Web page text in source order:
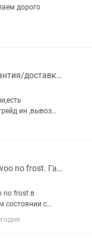
дорого
Холодильник/гарантия/доставка/рассрочка/подберу
ин ,вывоз
,предложу.
Все
запаха ,все
Холодильник Daewoo no frost. Гарантия. Доставка до подъезда.
no frost в
состоянии с
Доставка до